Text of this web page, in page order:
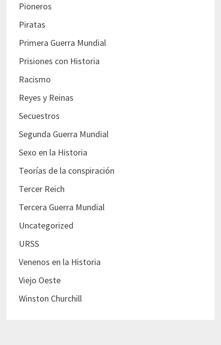
Pioneros
Piratas
Primera Guerra Mundial
Prisiones con Historia
Racismo
Reyes y Reinas
Secuestros
Segunda Guerra Mundial
Sexo en la Historia
Teorías de la conspiración
Tercer Reich
Tercera Guerra Mundial
Uncategorized
URSS
Venenos en la Historia
Viejo Oeste
Winston Churchill